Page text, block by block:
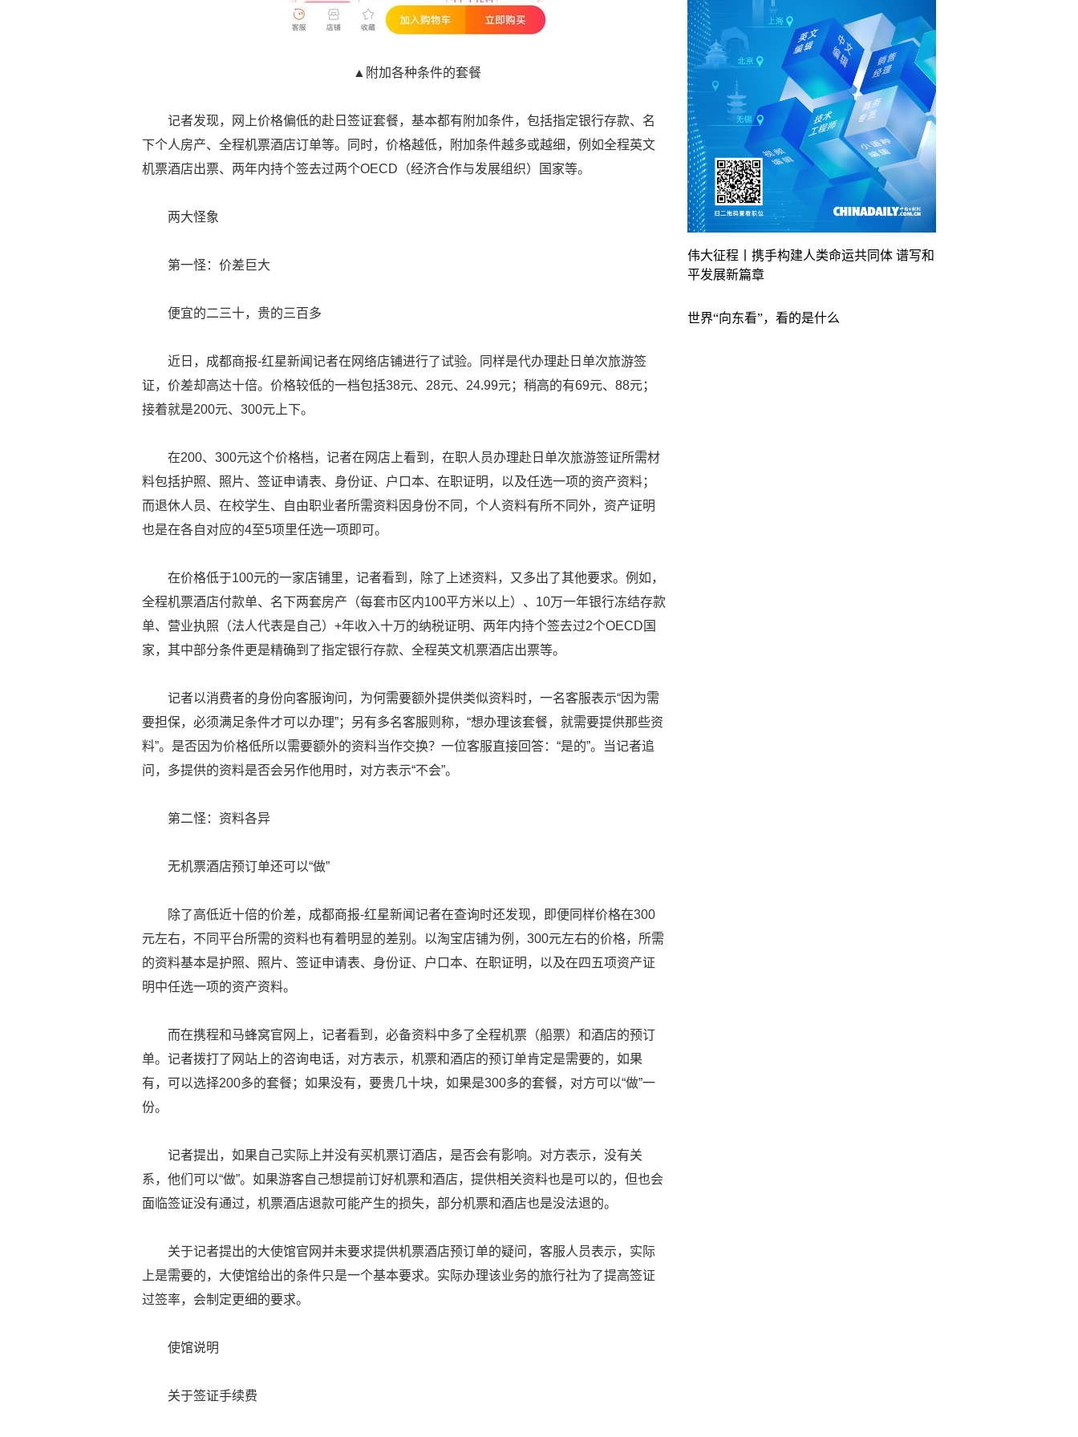
▲附加各种条件的套餐
记者发现，网上价格偏低的赴日签证套餐，基本都有附加条件，包括指定银行存款、名
下个人房产、全程机票酒店订单等。同时，价格越低，附加条件越多或越细，例如全程英文
机票酒店出票、两年内持个签去过两个OECD（经济合作与发展组织）国家等。
两大怪象
第一怪：价差巨大
便宜的二三十，贵的三百多
近日，成都商报-红星新闻记者在网络店铺进行了试验。同样是代办理赴日单次旅游签
证，价差却高达十倍。价格较低的一档包括38元、28元、24.99元；稍高的有69元、88元；
接着就是200元、300元上下。
在200、300元这个价格档，记者在网店上看到，在职人员办理赴日单次旅游签证所需材
料包括护照、照片、签证申请表、身份证、户口本、在职证明，以及任选一项的资产资料；
而退休人员、在校学生、自由职业者所需资料因身份不同，个人资料有所不同外，资产证明
也是在各自对应的4至5项里任选一项即可。
在价格低于100元的一家店铺里，记者看到，除了上述资料，又多出了其他要求。例如，
全程机票酒店付款单、名下两套房产（每套市区内100平方米以上）、10万一年银行冻结存款
单、营业执照（法人代表是自己）+年收入十万的纳税证明、两年内持个签去过2个OECD国
家，其中部分条件更是精确到了指定银行存款、全程英文机票酒店出票等。
记者以消费者的身份向客服询问，为何需要额外提供类似资料时，一名客服表示“因为需
要担保，必须满足条件才可以办理”；另有多名客服则称，“想办理该套餐，就需要提供那些资
料”。是否因为价格低所以需要额外的资料当作交换？一位客服直接回答：“是的”。当记者追
问，多提供的资料是否会另作他用时，对方表示“不会”。
第二怪：资料各异
无机票酒店预订单还可以“做”
除了高低近十倍的价差，成都商报-红星新闻记者在查询时还发现，即便同样价格在300
元左右，不同平台所需的资料也有着明显的差别。以淘宝店铺为例，300元左右的价格，所需
的资料基本是护照、照片、签证申请表、身份证、户口本、在职证明，以及在四五项资产证
明中任选一项的资产资料。
而在携程和马蜂窝官网上，记者看到，必备资料中多了全程机票（船票）和酒店的预订
单。记者拨打了网站上的咨询电话，对方表示，机票和酒店的预订单肯定是需要的，如果
有，可以选择200多的套餐；如果没有，要贵几十块，如果是300多的套餐，对方可以“做”一
份。
记者提出，如果自己实际上并没有买机票订酒店，是否会有影响。对方表示，没有关
系，他们可以“做”。如果游客自己想提前订好机票和酒店，提供相关资料也是可以的，但也会
面临签证没有通过，机票酒店退款可能产生的损失，部分机票和酒店也是没法退的。
关于记者提出的大使馆官网并未要求提供机票酒店预订单的疑问，客服人员表示，实际
上是需要的，大使馆给出的条件只是一个基本要求。实际办理该业务的旅行社为了提高签证
过签率，会制定更细的要求。
使馆说明
关于签证手续费
伟大征程丨携手构建人类命运共同体 谱写和
平发展新篇章
世界“向东看”，看的是什么